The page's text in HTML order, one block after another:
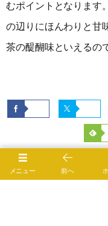
むポイントとなります
の辺りにほんわりと甘
茶の醍醐味といえるの
健康茶・ハーブティー
メニュー 前へ